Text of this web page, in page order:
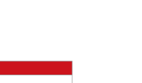
ヴィンテージ